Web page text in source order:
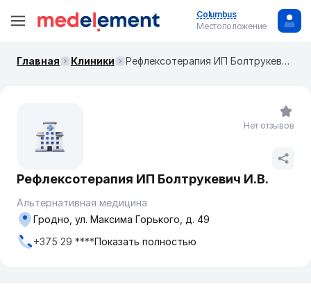
Columbus
Местоположение
Главная Клиники Рефлексотерапия ИП Болтрукевич И.В.
Рефлексотерапия ИП Болтрукевич И.В.
Альтернативная медицина
Гродно, ул. Максима Горького, д. 49
+375 29 ****Показать полностью
Нет отзывов